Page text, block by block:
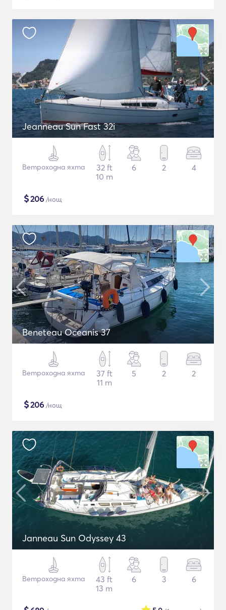
Jeanneau Sun Fast 32i
Ветроходна яхта
32 ft
10 m
6 2 4
$206 /нощ
Beneteau Oceanis 37
Ветроходна яхта
37 ft
11 m
5 2 2
$206 /нощ
Janneau Sun Odyssey 43
Ветроходна яхта
43 ft
13 m
6 3 6